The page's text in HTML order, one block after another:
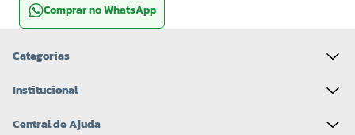
Comprar no WhatsApp
Categorias
Institucional
Central de Ajuda